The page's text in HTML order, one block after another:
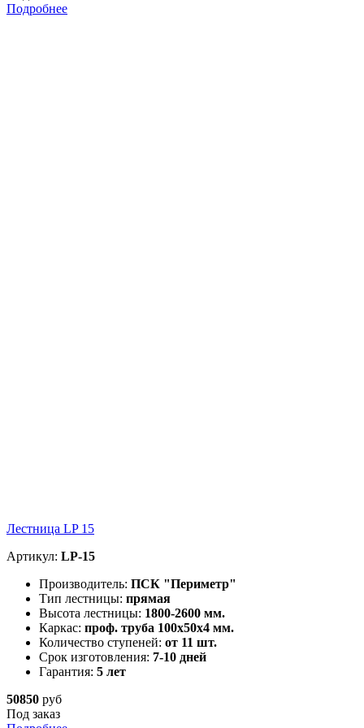
Подробнее
Лестница LP 15
Артикул: LP-15
Производитель: ПСК "Периметр"
Тип лестницы: прямая
Высота лестницы: 1800-2600 мм.
Каркас: проф. труба 100х50х4 мм.
Количество ступеней: от 11 шт.
Срок изготовления: 7-10 дней
Гарантия: 5 лет
50850 руб
Под заказ